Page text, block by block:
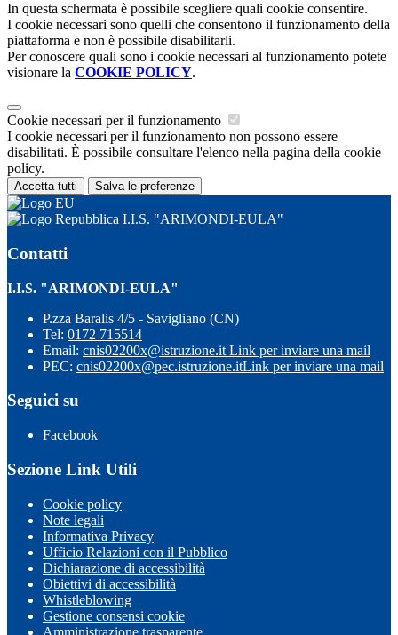
In questa schermata è possibile scegliere quali cookie consentire.
I cookie necessari sono quelli che consentono il funzionamento della
piattaforma e non è possibile disabilitarli.
Per conoscere quali sono i cookie necessari al funzionamento potete
visionare la COOKIE POLICY.
Cookie necessari per il funzionamento
I cookie necessari per il funzionamento non possono essere
disabilitati. È possibile consultare l'elenco nella pagina della cookie
policy.
Accetta tutti Salva le preferenze
I.I.S. "ARIMONDI-EULA"
Contatti
I.I.S. "ARIMONDI-EULA"
P.zza Baralis 4/5 - Savigliano (CN)
Tel: 0172 715514
Email: cnis02200x@istruzione.it Link per inviare una mail
PEC: cnis02200x@pec.istruzione.itLink per inviare una mail
Seguici su
Facebook
Sezione Link Utili
Cookie policy
Note legali
Informativa Privacy
Ufficio Relazioni con il Pubblico
Dichiarazione di accessibilità
Obiettivi di accessibilità
Whistleblowing
Gestione consensi cookie
Amministrazione trasparente